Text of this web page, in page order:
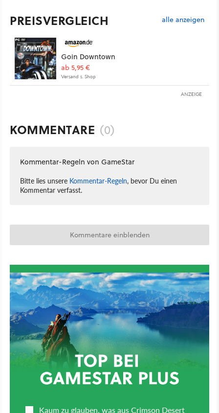
PREISVERGLEICH alle anzeigen
Goin Downtown
ab 5,95 €
Versand s. Shop
ANZEIGE
KOMMENTARE (0)
Kommentar-Regeln von GameStar
Bitte lies unsere Kommentar-Regeln, bevor Du einen
Kommentar verfasst.
Kommentare einblenden